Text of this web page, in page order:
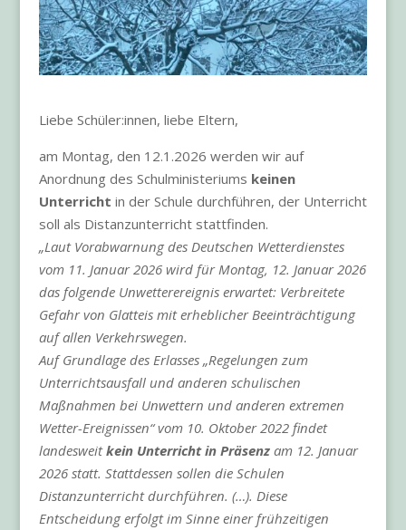
Liebe Schüler:innen, liebe Eltern,
am Montag, den 12.1.2026 werden wir auf
Anordnung des Schulministeriums keinen
Unterricht in der Schule durchführen, der Unterricht
soll als Distanzunterricht stattfinden.
„Laut Vorabwarnung des Deutschen Wetterdienstes
vom 11. Januar 2026 wird für Montag, 12. Januar 2026
das folgende Unwetterereignis erwartet: Verbreitete
Gefahr von Glatteis mit erheblicher Beeinträchtigung
auf allen Verkehrswegen.
Auf Grundlage des Erlasses „Regelungen zum
Unterrichtsausfall und anderen schulischen
Maßnahmen bei Unwettern und anderen extremen
Wetter-Ereignissen“ vom 10. Oktober 2022 findet
landesweitkein Unterricht in Präsenz am 12. Januar
2026 statt. Stattdessen sollen die Schulen
Distanzunterricht durchführen. (…). Diese
Entscheidung erfolgt im Sinne einer frühzeitigen